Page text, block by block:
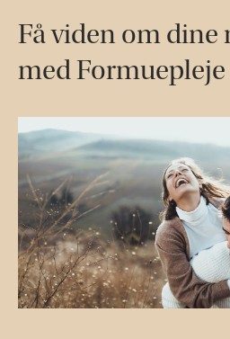
Få viden om dine
med Formuepleje